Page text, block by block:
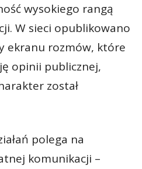
wysokiego rangą
W sieci opublikowano
ekranu rozmów, które
opinii publicznej,
został
polega na
komunikacji –